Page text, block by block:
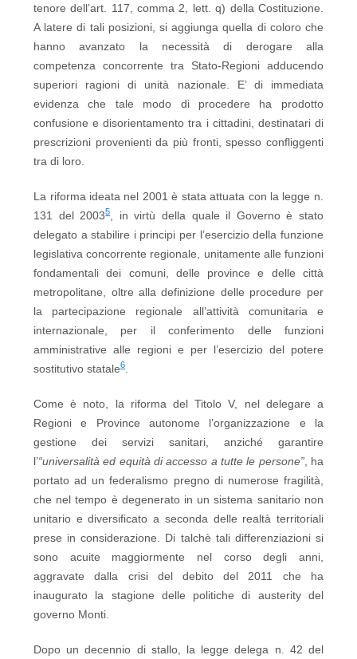
tenore dell’art. 117, comma 2, lett. q) della Costituzione.
A latere di tali posizioni, si aggiunga quella di coloro che
hanno avanzato la necessità di derogare alla
competenza concorrente tra Stato-Regioni adducendo
superiori ragioni di unità nazionale. E’ di immediata
evidenza che tale modo di procedere ha prodotto
confusione e disorientamento tra i cittadini, destinatari di
prescrizioni provenienti da più fronti, spesso confliggenti
tra di loro.
La riforma ideata nel 2001 è stata attuata con la legge n.
131 del 20035, in virtù della quale il Governo è stato
delegato a stabilire i principi per l’esercizio della funzione
legislativa concorrente regionale, unitamente alle funzioni
fondamentali dei comuni, delle province e delle città
metropolitane, oltre alla definizione delle procedure per
la partecipazione regionale all’attività comunitaria e
internazionale, per il conferimento delle funzioni
amministrative alle regioni e per l’esercizio del potere
sostitutivo statale6
Come è noto, la riforma del Titolo V, nel delegare a
Regioni e Province autonome l’organizzazione e la
gestione dei servizi sanitari, anziché garantire
l’“universalità ed equità di accesso a tutte le persone”, ha
portato ad un federalismo pregno di numerose fragilità,
che nel tempo è degenerato in un sistema sanitario non
unitario e diversificato a seconda delle realtà territoriali
prese in considerazione. Di talchè tali differenziazioni si
sono acuite maggiormente nel corso degli anni,
aggravate dalla crisi del debito del 2011 che ha
inaugurato la stagione delle politiche di austerity del
governo Monti.
Dopo un decennio di stallo, la legge delega n. 42 del